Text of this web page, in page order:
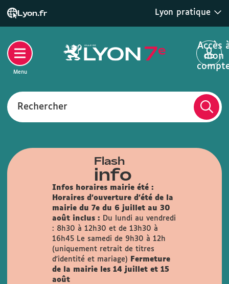
Lyon.fr Lyon pratique
Rechercher
Accès
mon
Menu
Flash
info
Infos horaires mairie été :
Horaires d'ouverture d'été de la
mairie du 7e du 6 juillet au 30
août inclus :
Du lundi au vendredi
: 8h30 à 12h30 et de 13h30 à
16h45
Le samedi de 9h30 à 12h
(uniquement retrait de titres
d'identité et mariage)
Fermeture
de la mairie les 14 juillet et 15
août